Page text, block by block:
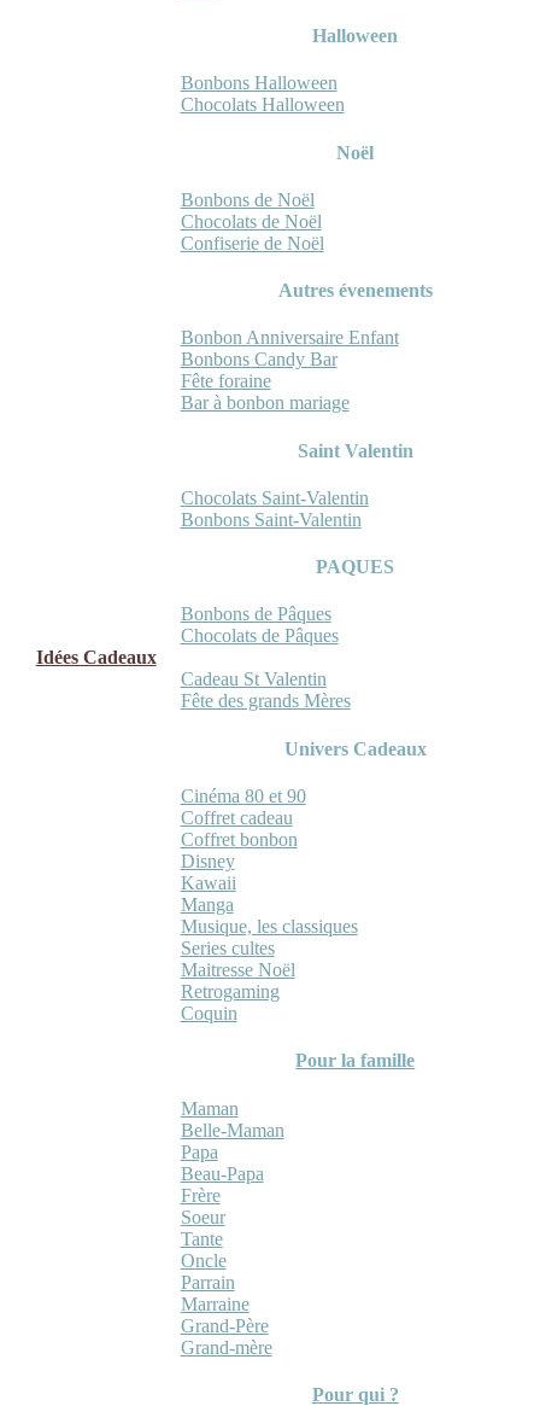
Halloween
Bonbons Halloween
Chocolats Halloween
Noël
Bonbons de Noël
Chocolats de Noël
Confiserie de Noël
Autres évenements
Bonbon Anniversaire Enfant
Bonbons Candy Bar
Fête foraine
Bar à bonbon mariage
Saint Valentin
Chocolats Saint-Valentin
Bonbons Saint-Valentin
PAQUES
Bonbons de Pâques
Chocolats de Pâques
Idées Cadeaux
Cadeau St Valentin
Fête des grands Mères
Univers Cadeaux
Cinéma 80 et 90
Coffret cadeau
Coffret bonbon
Disney
Kawaii
Manga
Musique, les classiques
Series cultes
Maitresse Noël
Retrogaming
Coquin
Pour la famille
Maman
Belle-Maman
Papa
Beau-Papa
Frère
Soeur
Tante
Oncle
Parrain
Marraine
Grand-Père
Grand-mère
Pour qui ?